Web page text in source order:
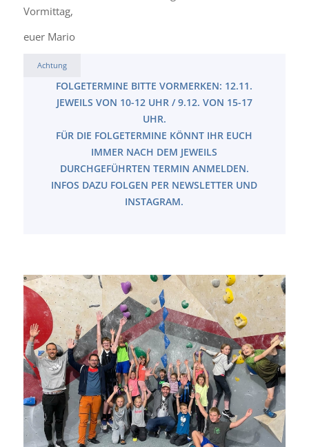
Vormittag,
euer Mario
Achtung
FOLGETERMINE BITTE VORMERKEN: 12.11.
JEWEILS VON 10-12 UHR / 9.12. VON 15-17
UHR.
FÜR DIE FOLGETERMINE KÖNNT IHR EUCH
IMMER NACH DEM JEWEILS
DURCHGEFÜHRTEN TERMIN ANMELDEN.
INFOS DAZU FOLGEN PER NEWSLETTER UND
INSTAGRAM.